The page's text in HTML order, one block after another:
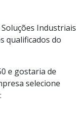
Industriais
qualificados do
e gostaria de
selecione